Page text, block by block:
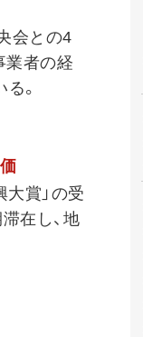
会との4
業者の経
。
賞」の受
在し、地